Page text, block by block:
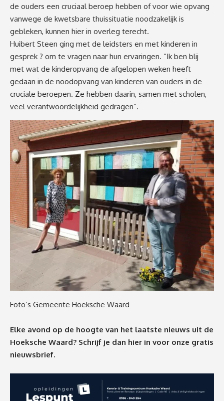
de ouders een cruciaal beroep hebben of voor wie opvang
vanwege de kwetsbare thuissituatie noodzakelijk is
gebleken, kunnen hier in overleg terecht.
Huibert Steen ging met de leidsters en met kinderen in
gesprek ? om te vragen naar hun ervaringen. “Ik ben blij
met wat de kinderopvang de afgelopen weken heeft
gedaan in de noodopvang van kinderen van ouders in de
cruciale beroepen. Ze hebben daarin, samen met scholen,
veel verantwoordelijkheid gedragen”.
Foto’s Gemeente Hoeksche Waard
Elke avond op de hoogte van het laatste nieuws uit de
Hoeksche Waard? Schrijf je dan hier in voor onze gratis
nieuwsbrief.